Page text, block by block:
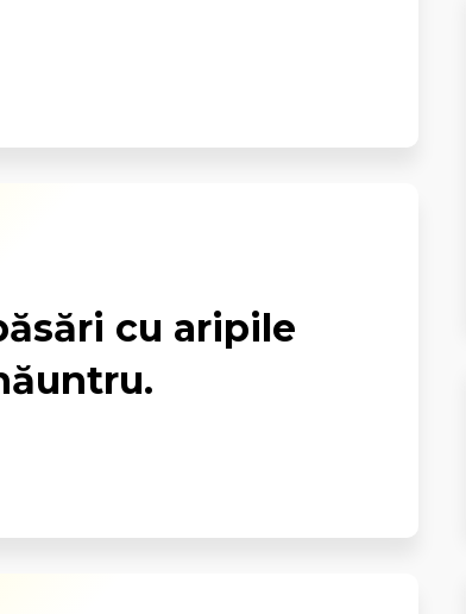
cu aripile